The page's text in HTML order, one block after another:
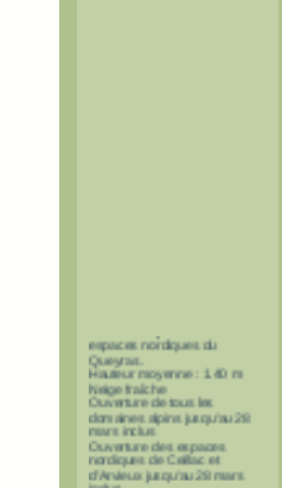
espaces nordiques du
Queyras.
Hauteur moyenne : 1.40 m
Neige fraîche
Ouverture de tous les
domaines alpins jusqu'au 28
mars inclus
Ouverture des espaces
nordiques de Ceillac et
d'Arvieux jusqu'au 28 mars
inclus